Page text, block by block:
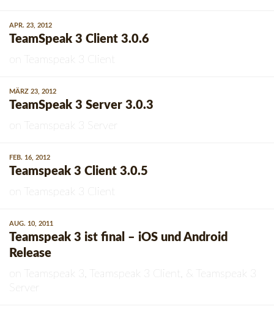
APR. 23, 2012
TeamSpeak 3 Client 3.0.6
Teamspeak 3 Client
MÄRZ 23, 2012
TeamSpeak 3 Server 3.0.3
Teamspeak 3 Server
FEB. 16, 2012
Teamspeak 3 Client 3.0.5
Teamspeak 3 Client
AUG. 10, 2011
Teamspeak 3 ist final – iOS und Android
Release
Teamspeak 3 , Teamspeak 3 Client , &
Teamspeak 3
Server